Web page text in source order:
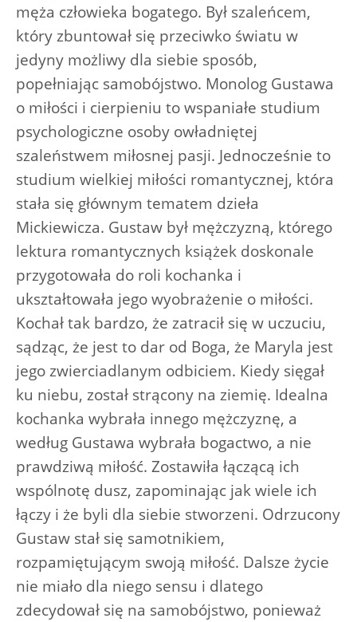
męża człowieka bogatego. Był szaleńcem,
który zbuntował się przeciwko światu w
jedyny możliwy dla siebie sposób,
popełniając samobójstwo. Monolog Gustawa
o miłości i cierpieniu to wspaniałe studium
psychologiczne osoby owładniętej
szaleństwem miłosnej pasji. Jednocześnie to
studium wielkiej miłości romantycznej, która
stała się głównym tematem dzieła
Mickiewicza. Gustaw był mężczyzną, którego
lektura romantycznych książek doskonale
przygotowała do roli kochanka i
ukształtowała jego wyobrażenie o miłości.
Kochał tak bardzo, że zatracił się w uczuciu,
sądząc, że jest to dar od Boga, że Maryla jest
jego zwierciadlanym odbiciem. Kiedy sięgał
ku niebu, został strącony na ziemię. Idealna
kochanka wybrała innego mężczyznę, a
według Gustawa wybrała bogactwo, a nie
prawdziwą miłość. Zostawiła łączącą ich
wspólnotę dusz, zapominając jak wiele ich
łączy i że byli dla siebie stworzeni. Odrzucony
Gustaw stał się samotnikiem,
rozpamiętującym swoją miłość. Dalsze życie
nie miało dla niego sensu i dlatego
zdecydował się na samobójstwo, ponieważ